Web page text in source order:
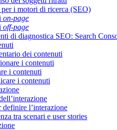
i motori di ricerca (SEO)
on-page
off-page
di diagnostica SEO: Search
dei contenuti
i contenuti
i contenuti
i contenuti
definire l’interazione
tra scenari e user stories